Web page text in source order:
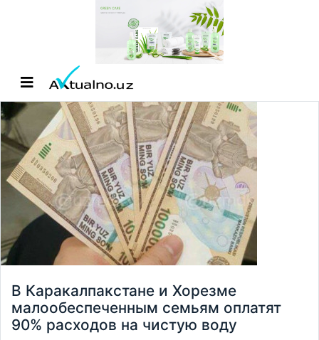
В Каракалпакстане и Хорезме
малообеспеченным семьям оплатят
90% расходов на чистую воду